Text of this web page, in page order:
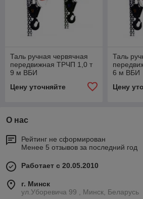
Таль ручная червячная
передвижная ТРЧП 1,0 т
9 м ВБИ
Цену уточняйте
Таль
6 м ВБИ
Цену
О нас
Рейтинг не сформирован
Менее 5 отзывов за последний год
Работает с 20.05.2010
г. Минск
ул.Уборевича 99 , Минск, Беларусь